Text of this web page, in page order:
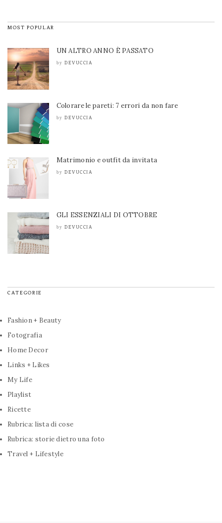
MOST POPULAR
UN ALTRO ANNO È PASSATO
by DEVUCCIA
Colorare le pareti: 7 errori da non fare
by DEVUCCIA
Matrimonio e outfit da invitata
by DEVUCCIA
GLI ESSENZIALI DI OTTOBRE
by DEVUCCIA
CATEGORIE
Fashion + Beauty
Fotografia
Home Decor
Links + Likes
My Life
Playlist
Ricette
Rubrica: lista di cose
Rubrica: storie dietro una foto
Travel + Lifestyle